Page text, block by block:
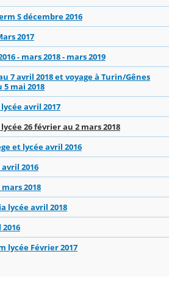
S décembre 2016
2017
- mars 2018 - mars 2019
7 avril 2018 et voyage à Turin/Gênes
5 mai 2018
avril 2017
26 février au 2 mars 2018
et lycée avril 2016
2016
2018
lycée avril 2018
lycée Février 2017